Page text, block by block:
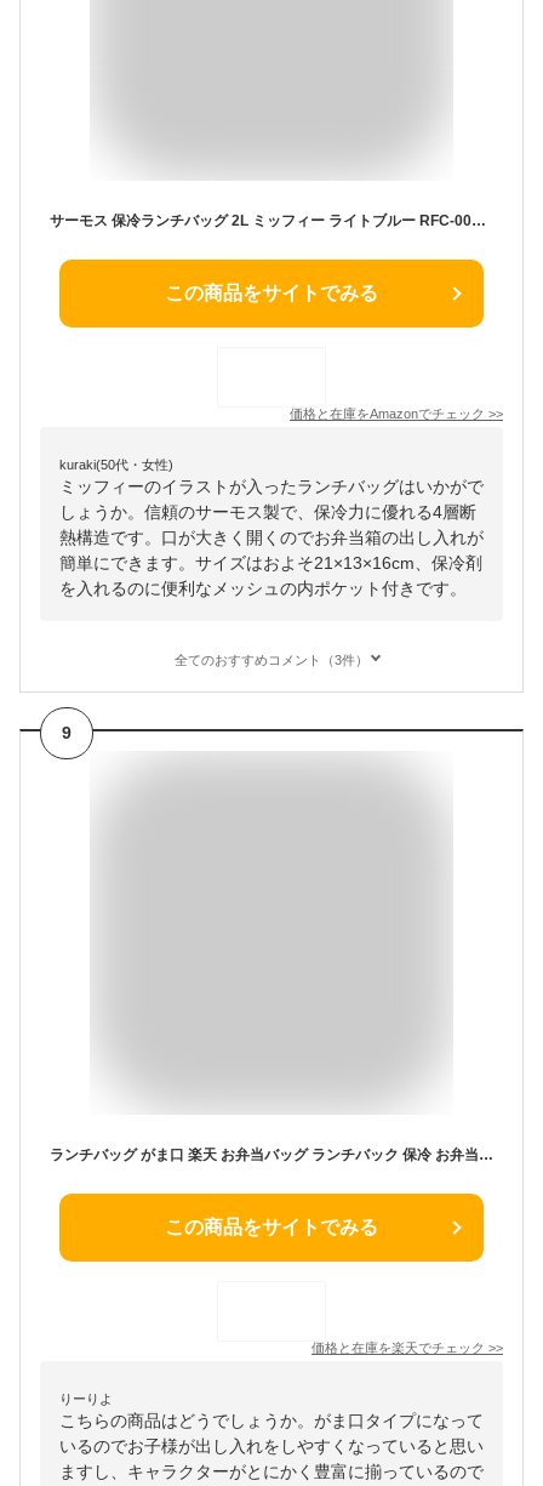
サーモス 保冷ランチバッグ 2L ミッフィー ライトブルー RFC-002B LB
この商品をサイトでみる
価格と在庫をAmazonでチェック >>
kuraki(50代・女性)
ミッフィーのイラストが入ったランチバッグはいかがで
しょうか。信頼のサーモス製で、保冷力に優れる4層断
熱構造です。口が大きく開くのでお弁当箱の出し入れが
簡単にできます。サイズはおよそ21×13×16cm、保冷剤
を入れるのに便利なメッシュの内ポケット付きです。
全てのおすすめコメント（3件）
9
ランチバッグ がま口 楽天 お弁当バッグ ランチバック 保冷 お弁当袋 保温 保冷バッグ 小さめ ランチトート がま口バッグ 子ども用 がまぐち かわいい おしゃれ 子供 キッズ 女の子 男の子 保育園 幼稚園 KGA0 スケーター SKATER キッチン用品
この商品をサイトでみる
価格と在庫を楽天でチェック >>
りーりよ
こちらの商品はどうでしょうか。がま口タイプになって
いるのでお子様が出し入れをしやすくなっていると思い
ますし、キャラクターがとにかく豊富に揃っているので